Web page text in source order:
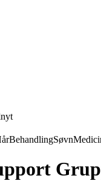
BehandlingSøvn